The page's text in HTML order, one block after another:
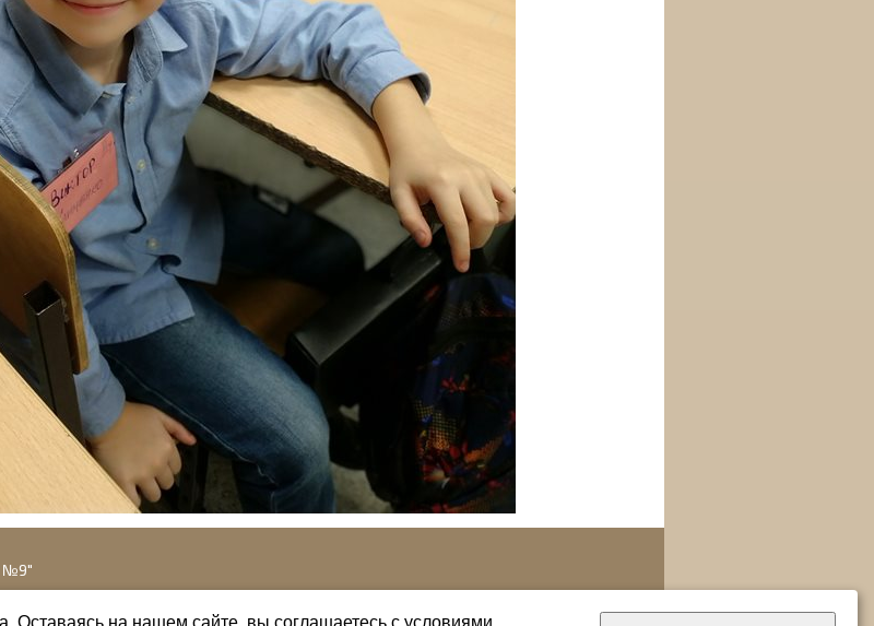
№9"
на нашем сайте, вы соглашаетесь с условиями